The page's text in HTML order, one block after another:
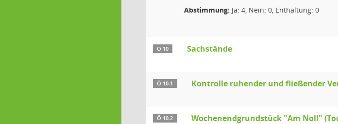
Abstimmung: Ja: 4, Nein: 0, Enthaltung: 0
Ö 10 Sachstände
Ö 10.1 Kontrolle ruhender und fließender
Ö 10.2 Wochenendgrundstück "Am Noll"